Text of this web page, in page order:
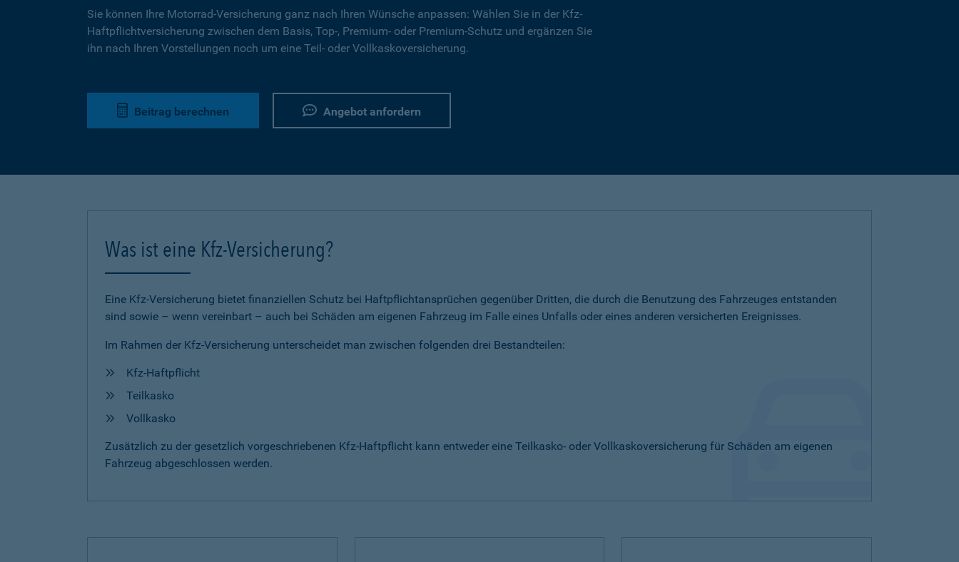
Sie können Ihre Motorrad-Versicherung ganz nach Ihren Wünsche anpassen: Wählen Sie in der Kfz-
Haftpflichtversicherung zwischen dem Basis, Top-, Premium- oder Premium-Schutz und ergänzen Sie
ihn nach Ihren Vorstellungen noch um eine Teil- oder Vollkaskoversicherung.
Beitrag berechnen Angebot anfordern
Was ist eine Kfz-Versicherung?
Eine Kfz-Versicherung bietet finanziellen Schutz bei Haftpflichtansprüchen gegenüber Dritten, die durch die Benutzung des Fahrzeuges entstanden
sind sowie – wenn vereinbart – auch bei Schäden am eigenen Fahrzeug im Falle eines Unfalls oder eines anderen versicherten Ereignisses.
Im Rahmen der Kfz-Versicherung unterscheidet man zwischen folgenden drei Bestandteilen:
Kfz-Haftpflicht
Teilkasko
Vollkasko
Zusätzlich zu der gesetzlich vorgeschriebenen Kfz-Haftpflicht kann entweder eine Teilkasko- oder Vollkaskoversicherung für Schäden am eigenen
Fahrzeug abgeschlossen werden.